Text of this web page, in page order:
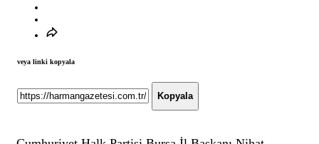
veya linki kopyala
Kopyala